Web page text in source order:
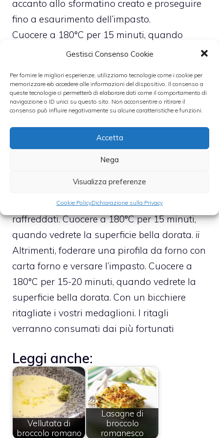
Gestisci Consenso Cookie
Per fornire le migliori esperienze, utilizziamo tecnologie come i cookie per
memorizzare e/o accedere alle informazioni del dispositivo. Il consenso a
queste tecnologie ci permetterà di elaborare dati come il comportamento di
navigazione o ID unici su questo sito. Non acconsentire o ritirare il
consenso può influire negativamente su alcune caratteristiche e funzioni.
Accetta
Nega
Visualizza preferenze
Cookie PolicyDichiarazione sulla Privacy
accanto allo sformatino creato e proseguire
fino a esaurimento dell’impasto.
Cuocere a 180°C per 15 minuti, quando
vedrete la superficie bella dorata.
B) Se non avete un coppa pasta.
iPotete usare uno stampo per muffins o
degli stampini monoporzione in alluminio.
Non ho ancora sperimentato questa
versione, ma credo che imburrando e
di versare l’impasto dovrebbero sformarsi
bene, mi raccomando, una volta
raffreddati. Cuocere a 180°C per 15 minuti,
quando vedrete la superficie bella dorata. ii
Altrimenti, foderare una pirofila da forno con
carta forno e versare l’impasto. Cuocere a
180°C per 15-20 minuti, quando vedrete la
superficie bella dorata. Con un bicchiere
ritagliate i vostri medaglioni. I ritagli
verranno consumati dai più fortunati
Leggi anche:
Vellutata di
broccolo romano
Lasagne di
broccolo
romanesco